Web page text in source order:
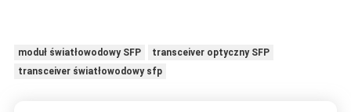
moduł światłowodowy SFP
transceiver optyczny SFP
transceiver światłowodowy sfp